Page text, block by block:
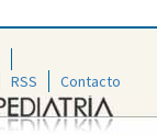
RSS Contacto